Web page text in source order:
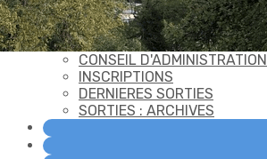
ACCUEIL▴▾
LES AVF▴▾
VOTRE AVF▴▾
CONSEIL D'ADMINISTRATION
INSCRIPTIONS
DERNIERES SORTIES
SORTIES : ARCHIVES